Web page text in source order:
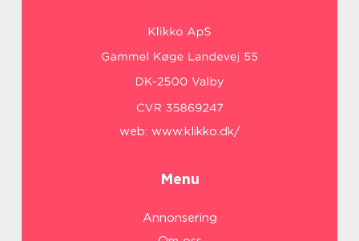
web: www.klikko.dk/
Menu
Annonsering